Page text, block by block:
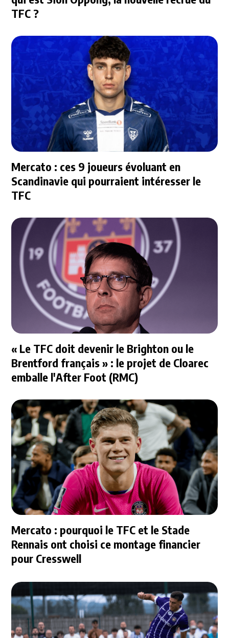
TFC ?
Mercato : ces 9 joueurs évoluant en
Scandinavie qui pourraient intéresser le
TFC
« Le TFC doit devenir le Brighton ou le
Brentford français » : le projet de Cloarec
emballe l'After Foot (RMC)
Mercato : pourquoi le TFC et le Stade
Rennais ont choisi ce montage financier
pour Cresswell